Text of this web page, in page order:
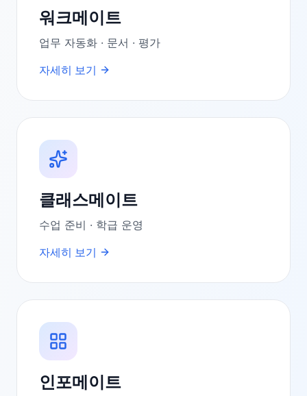
워크메이트
업무 자동화 · 문서 · 평가
자세히 보기
클래스메이트
수업 준비 · 학급 운영
자세히 보기
인포메이트